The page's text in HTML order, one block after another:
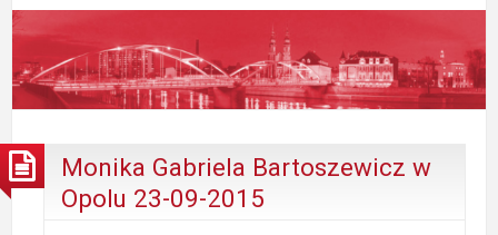
Monika Gabriela Bartoszewicz w
Opolu 23-09-2015